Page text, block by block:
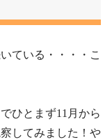
ている・・・・こ
ひとまず11月から
してみました！や